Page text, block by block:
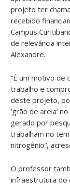
projeto ter
recebido
Campus
de relevância
Alexandre.
“É um motivo de
trabalho e
deste projeto,
‘grão de areia’
gerado por
trabalham no
nitrogênio”,
O professor
infraestrutura do